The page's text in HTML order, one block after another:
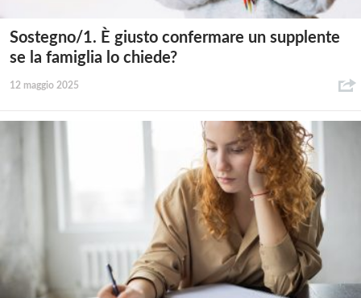
Sostegno/1. È giusto confermare un supplente
se la famiglia lo chiede?
12 maggio 2025